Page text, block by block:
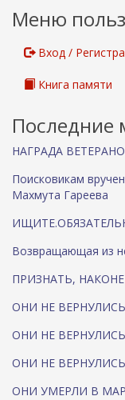
Меню
Вход /
Книга памяти
Последние
НАГРАДА
Поисковикам
Махмута Гареева
Возвращающая из
ПРИЗНАТЬ,
ОНИ НЕ
ОНИ НЕ
ОНИ НЕ
ОНИ УМЕРЛИ В